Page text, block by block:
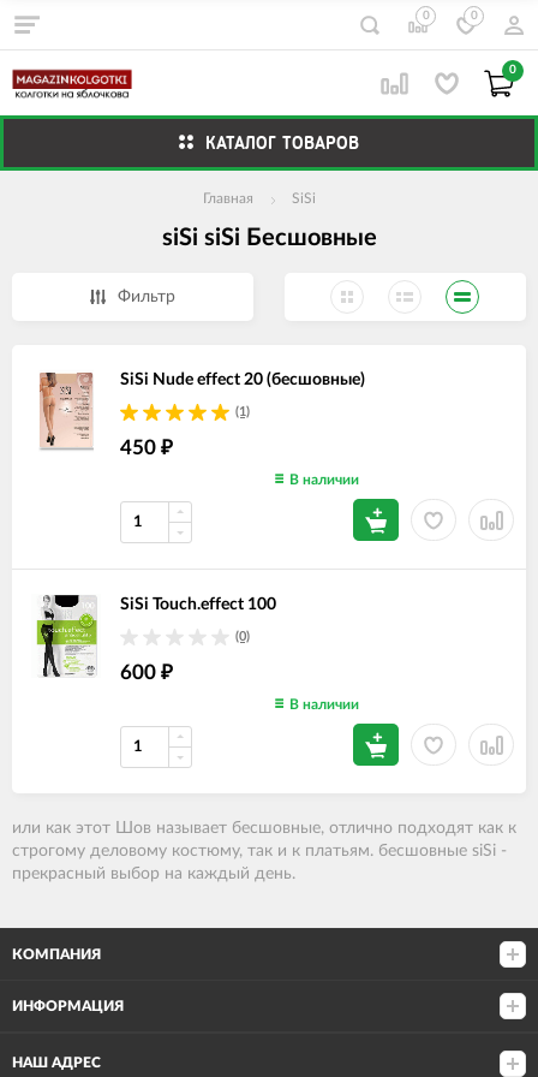
0 0
0
КАТАЛОГ ТОВАРОВ
Главная SiSi
siSi siSi Бесшовные
Фильтр
SiSi Nude effect 20 (бесшовные)
(1)
450 ₽
В наличии
SiSi Touch.effect 100
(0)
600 ₽
В наличии
или как этот Шов называет бесшовные, отлично подходят как к
строгому деловому костюму, так и к платьям. бесшовные siSi -
прекрасный выбор на каждый день.
КОМПАНИЯ
ИНФОРМАЦИЯ
НАШ АДРЕС